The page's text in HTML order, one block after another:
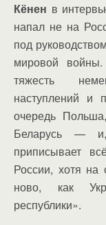
Кёнен в
напал не на
под руководством
мировой
тяжесть
наступлений и
очередь
Беларусь —
приписывает
России, хотя на
ново, как
республики».